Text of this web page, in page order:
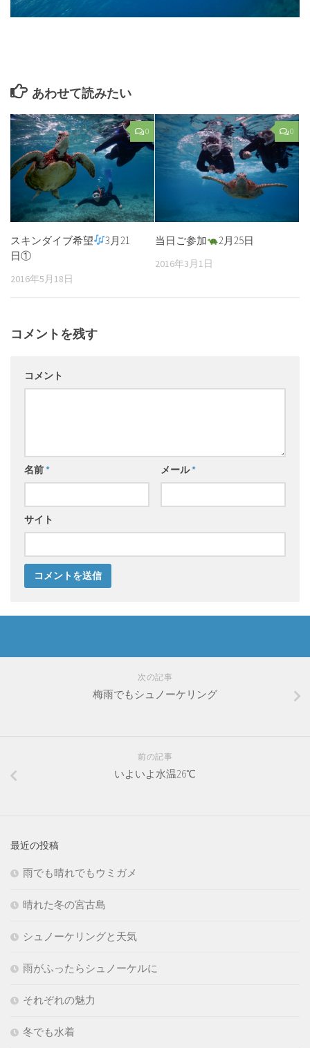
あわせて読みたい
0
スキンダイブ希望
3月21
日①
2016年5月18日
0
当日ご参加 2月25日
2016年3月1日
コメントを残す
コメント
名前* メール*
サイト
次の記事
梅雨でもシュノーケリング
前の記事
いよいよ水温26℃
最近の投稿
雨でも晴れでもウミガメ
晴れた冬の宮古島
シュノーケリングと天気
雨がふったらシュノーケルに
それぞれの魅力
冬でも水着